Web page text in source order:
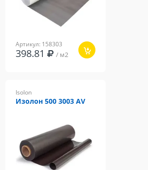
Артикул: 158303
398.81 / м2
Isolon
Изолон 500 3003 AV